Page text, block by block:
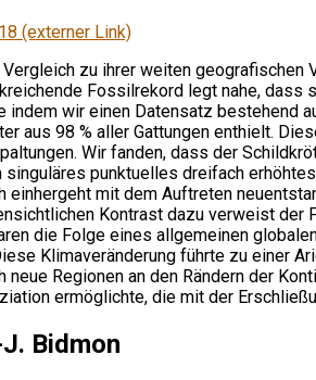
(externer Link)
zu ihrer weiten
Fossilrekord legt nahe,
wir einen Datensatz bestehend
aus 98 % aller Gattungen enthielt.
Wir fanden, dass der
punktuelles dreifach
mit dem Auftreten
Kontrast dazu verweist
die Folge eines allgemeinen
Klimaveränderung führte zu einer
neue Regionen an den Rändern der
ermöglichte, die mit der
Bidmon